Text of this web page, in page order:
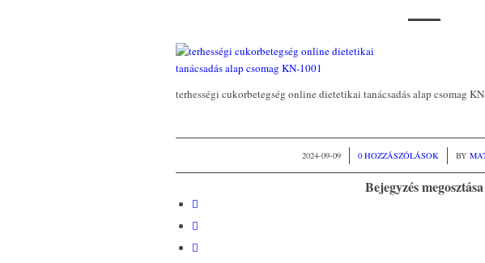
terhességi cukorbetegség online dietetikai tanácsadás alap csomag
2024-09-09 0 HOZZÁSZÓLÁSOK
/ BY
Bejegyzés megosztása